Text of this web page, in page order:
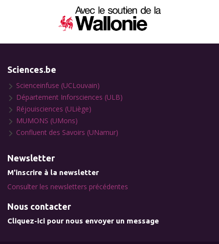
Sciences.be
Scienceinfuse (UCLouvain)
Département Inforsciences (ULB)
Réjouisciences (ULiège)
MUMONS (UMons)
Confluent des Savoirs (UNamur)
Newsletter
M'inscrire à la newsletter
Consulter les newsletters précédentes
Nous contacter
Cliquez-ici pour nous envoyer un message